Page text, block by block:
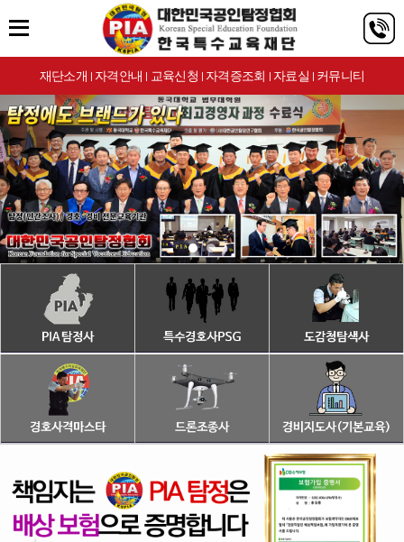
재단소개 | 자격안내 | 교육신청 | 자격증조회 | 자료실 | 커뮤니티